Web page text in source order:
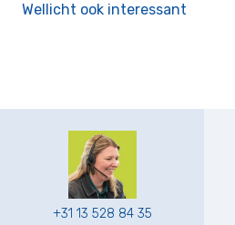
Wellicht ook interessant
+31 13 528 84 35